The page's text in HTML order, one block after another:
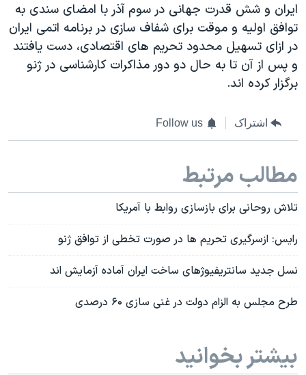
ایران و شش قدرت جهانی در سوم آذر با امضای سندی به
توافق اولیه و موقت برای شفاف سازی در برنامه اتمی ایران
در ازای تسهیل محدود تحریم های اقتصادی، دست یافتند
و پس از آن تا به حال دو دور مذاکرات کارشناسی در ژنو
برگزار کرده اند.
اشتراک Follow us
مطالب مرتبط
تلاش روحانی برای بازسازی روابط با آمریکا
رایس: ازسرگیری تحریم ها در صورت تخطی از توافق ژنو
نسل جدید سانتریفیوژهای ساخت ایران آماده آزمایش اند
طرح مجلس به الزام دولت در غنی سازی ۶۰ درصدی
بیشتر بخوانید